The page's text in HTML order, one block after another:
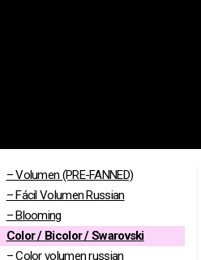
– Volumen (PRE-FANNED)
– Fácil Volumen Russian
– Blooming
Color / Bicolor / Swarovski
– Color volumen russian